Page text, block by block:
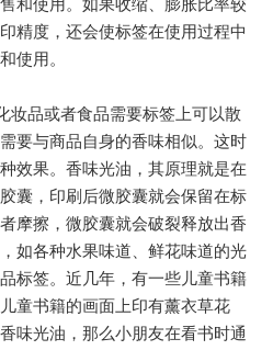
精度，还会使标签在使用过程中
使用。
妆品或者食品需要标签上可以散
要与商品自身的香味相似。这时
效果。香味光油，其原理就是在
囊，印刷后微胶囊就会保留在标
摩擦，微胶囊就会破裂释放出香
如各种水果味道、鲜花味道的光
标签。近几年，有一些儿童书籍
童书籍的画面上印有薰衣草花
味光油，那么小朋友在看书时通